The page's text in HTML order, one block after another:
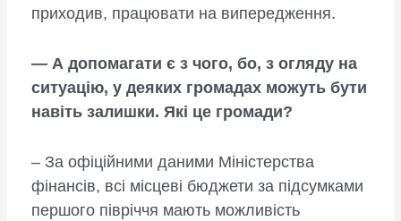
приходив, працювати на випередження.
— А допомагати є з чого, бо, з огляду на
ситуацію, у деяких громадах можуть бути
навіть залишки. Які це громади?
– За офіційними даними Міністерства
фінансів, всі місцеві бюджети за підсумками
першого півріччя мають можливість